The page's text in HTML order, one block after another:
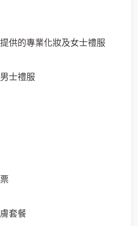
供的專業化妝及女士禮服
士禮服
套餐